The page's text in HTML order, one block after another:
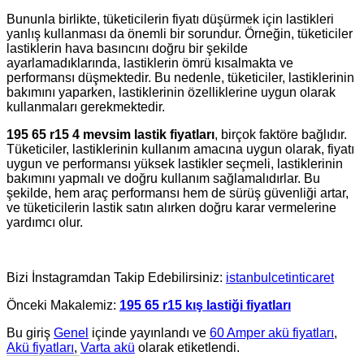
Bununla birlikte, tüketicilerin fiyatı düşürmek için lastikleri
yanlış kullanması da önemli bir sorundur. Örneğin, tüketiciler
lastiklerin hava basıncını doğru bir şekilde
ayarlamadıklarında, lastiklerin ömrü kısalmakta ve
performansı düşmektedir. Bu nedenle, tüketiciler, lastiklerinin
bakımını yaparken, lastiklerinin özelliklerine uygun olarak
kullanmaları gerekmektedir.
195 65 r15 4 mevsim lastik fiyatları, birçok faktöre bağlıdır.
Tüketiciler, lastiklerinin kullanım amacına uygun olarak, fiyatı
uygun ve performansı yüksek lastikler seçmeli, lastiklerinin
bakımını yapmalı ve doğru kullanım sağlamalıdırlar. Bu
şekilde, hem araç performansı hem de sürüş güvenliği artar,
ve tüketicilerin lastik satın alırken doğru karar vermelerine
yardımcı olur.
Bizi İnstagramdan Takip Edebilirsiniz: istanbulcetinticaret
Önceki Makalemiz: 195 65 r15 kış lastiği fiyatları
Bu giriş Genel içinde yayınlandı ve 60 Amper akü fiyatları,
Akü fiyatları, Varta akü olarak etiketlendi.